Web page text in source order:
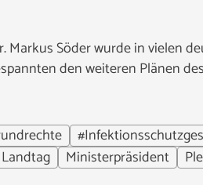
Markus Söder wurde in vielen
den weiteren Plänen
Landtag Ministerpräsident